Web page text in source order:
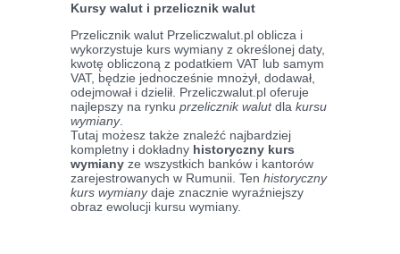
Kursy walut i przelicznik walut
Przelicznik walut Przeliczwalut.pl oblicza i
wykorzystuje kurs wymiany z określonej daty,
kwotę obliczoną z podatkiem VAT lub samym
VAT, będzie jednocześnie mnożył, dodawał,
odejmował i dzielił. Przeliczwalut.pl oferuje
najlepszy na rynku przelicznik walutdla kursu
wymiany.
Tutaj możesz także znaleźć najbardziej
kompletny i dokładny historyczny kurs
wymiany ze wszystkich banków i kantorów
zarejestrowanych w Rumunii. Ten historyczny
kurs wymianydaje znacznie wyraźniejszy
obraz ewolucji kursu wymiany.